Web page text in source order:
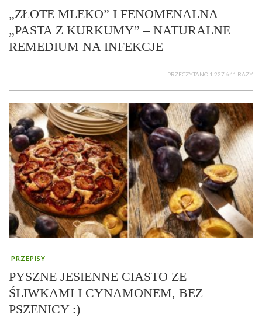
„ZŁOTE MLEKO” I FENOMENALNA
„PASTA Z KURKUMY” – NATURALNE
REMEDIUM NA INFEKCJE
PRZECZYTANO 1 227 641 RAZY
PRZEPISY
PYSZNE JESIENNE CIASTO ZE
ŚLIWKAMI I CYNAMONEM, BEZ
PSZENICY :)